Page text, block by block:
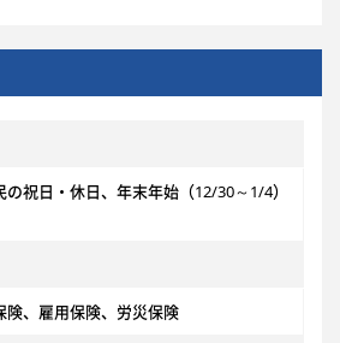
祝日・休日、年末年始（12/30～1/4）
険、雇用保険、労災保険